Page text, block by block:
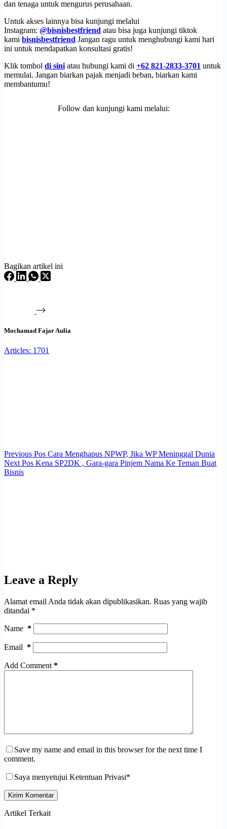
dan tenaga untuk mengurus perusahaan.
Untuk akses lainnya bisa kunjungi melalui
Instagram: @bisnisbestfriend atau bisa juga kunjungi tiktok
kami bisnisbestfriend Jangan ragu untuk menghubungi kami hari
ini untuk mendapatkan konsultasi gratis!
Klik tombol di sini atau hubungi kami di +62 821-2833-3701 untuk
memulai. Jangan biarkan pajak menjadi beban, biarkan kami
membantumu!
Follow dan kunjungi kami melalui:
Bagikan artikel ini
Mochamad Fajar Aulia
Articles: 1701
Previous Pos Cara Menghapus NPWP, Jika WP Meninggal Dunia
Next Pos Kena SP2DK , Gara-gara Pinjem Nama Ke Teman Buat
Bisnis
Leave a Reply
Alamat email Anda tidak akan dipublikasikan. Ruas yang wajib
ditandai *
Name *
Email *
Add Comment *
Save my name and email in this browser for the next time I
comment.
Saya menyetujui Ketentuan Privasi*
Kirim Komentar
Artikel Terkait